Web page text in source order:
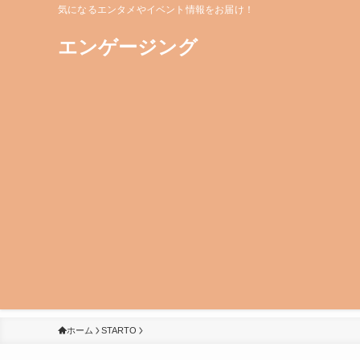
気になるエンタメやイベント情報をお届け！
エンゲージング
ホーム STARTO